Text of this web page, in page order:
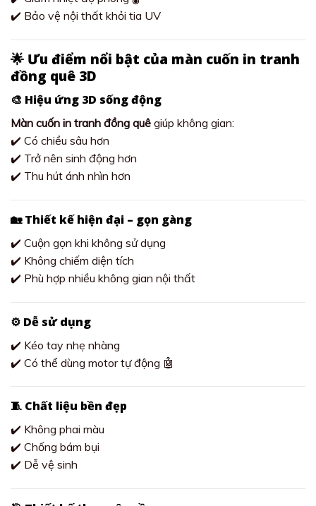
✔️ Bảo vệ nội thất khỏi tia UV
🌟 Ưu điểm nổi bật của màn cuốn in tranh
đồng quê 3D
🎨 Hiệu ứng 3D sống động
Màn cuốn in tranh đồng quê giúp không gian:
✔️ Có chiều sâu hơn
✔️ Trở nên sinh động hơn
✔️ Thu hút ánh nhìn hơn
🏡 Thiết kế hiện đại – gọn gàng
✔️ Cuộn gọn khi không sử dụng
✔️ Không chiếm diện tích
✔️ Phù hợp nhiều không gian nội thất
⚙️ Dễ sử dụng
✔️ Kéo tay nhẹ nhàng
✔️ Có thể dùng motor tự động 🤖
🧵 Chất liệu bền đẹp
✔️ Không phai màu
✔️ Chống bám bụi
✔️ Dễ vệ sinh